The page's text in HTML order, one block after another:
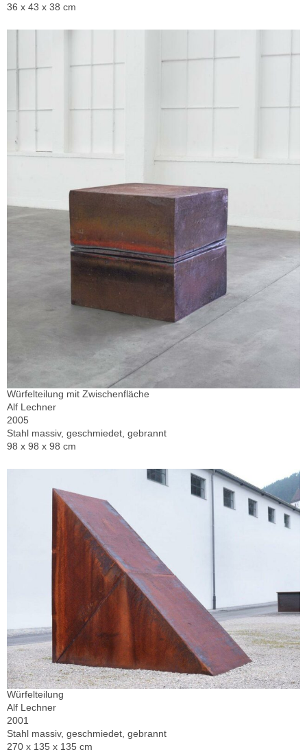
36 x 43 x 38 cm
Würfelteilung mit Zwischenfläche
Alf Lechner
2005
Stahl massiv, geschmiedet, gebrannt
98 x 98 x 98 cm
Würfelteilung
Alf Lechner
2001
Stahl massiv, geschmiedet, gebrannt
270 x 135 x 135 cm